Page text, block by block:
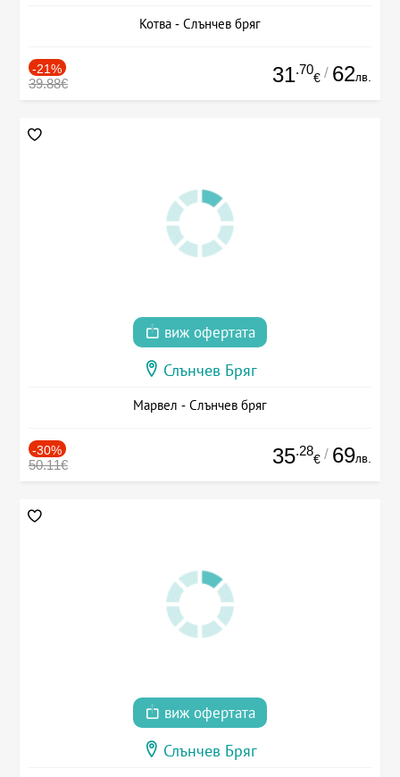
Котва - Слънчев бряг
-21%
39.88€ 31.70
€ / 62лв.
виж офертата
Слънчев Бряг
Марвел - Слънчев бряг
-30%
50.11€ 35.28
€ / 69лв.
виж офертата
Слънчев Бряг